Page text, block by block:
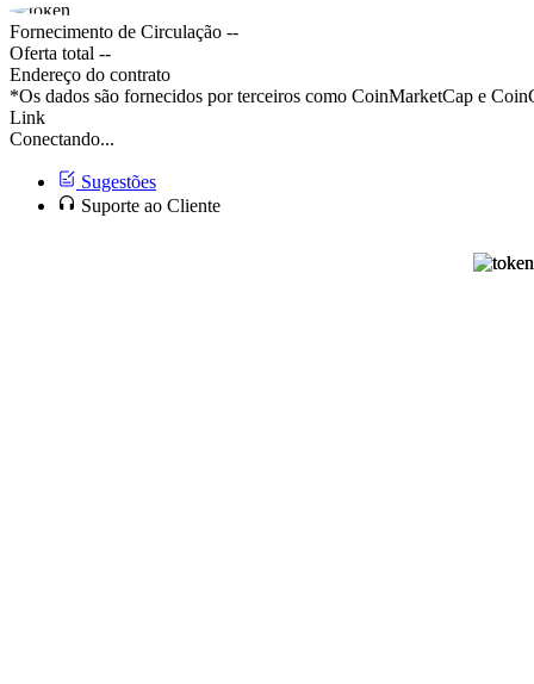
Fornecimento de Circulação --
Oferta total --
Endereço do contrato
*Os dados são fornecidos por terceiros como CoinMarketCap e
Link
Conectando...
Sugestões
Suporte ao Cliente